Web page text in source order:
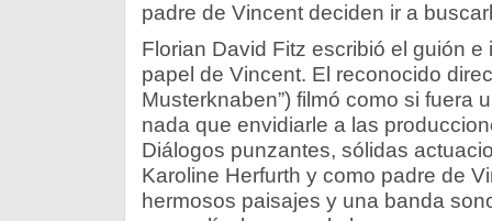
padre de Vincent deciden ir a
Florian David Fitz escribió el guión
papel de Vincent. El reconocido
Musterknaben”) filmó como si fuera
nada que envidiarle a las
Diálogos punzantes, sólidas
Karoline Herfurth y como padre de
hermosos paisajes y una banda